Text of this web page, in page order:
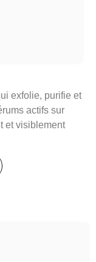
exfolie, purifie et
actifs sur
et visiblement